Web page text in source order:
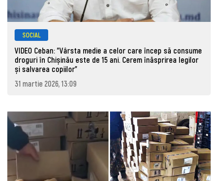
SOCIAL
VIDEO Ceban: "Vârsta medie a celor care încep să consume
droguri în Chișinău este de 15 ani. Cerem înăsprirea legilor
și salvarea copiilor"
31 martie 2026, 13:09